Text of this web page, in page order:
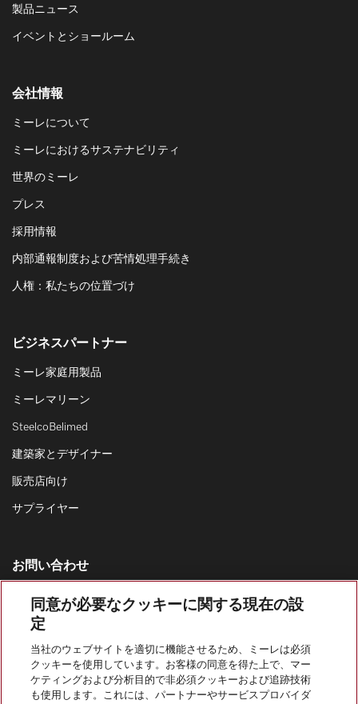
製品ニュース
イベントとショールーム
会社情報
ミーレについて
ミーレにおけるサステナビリティ
世界のミーレ
プレス
採用情報
内部通報制度および苦情処理手続き
人権：私たちの位置づけ
ビジネスパートナー
ミーレ家庭用製品
ミーレマリーン
SteelcoBelimed
建築家とデザイナー
販売店向け
サプライヤー
お問い合わせ
お問い合わせ一覧
家庭用製品の営業窓口
カスタマーサービス
0120-310-647
同意が必要なクッキーに関する現在の設
定
当社のウェブサイトを適切に機能させるため、ミーレは必須
クッキーを使用しています。お客様の同意を得た上で、マー
ケティングおよび分析目的で非必須クッキーおよび追跡技術
も使用します。これには、パートナーやサービスプロバイダ